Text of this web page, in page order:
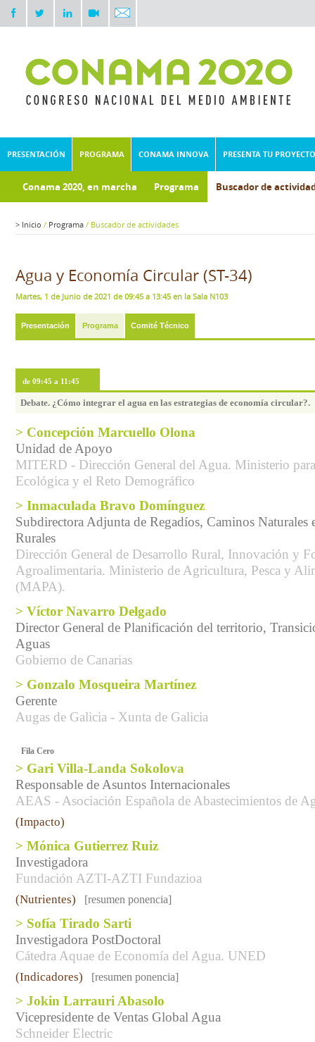
PRESENTACIÓN PROGRAMA CONAMA INNOVA PRESENTA TU PROYECTO
Conama 2020, en marcha Programa Buscador de
> Inicio / Programa / Buscador de actividades
Agua y Economía Circular (ST-34)
Martes, 1 de Junio de 2021 de 09:45 a 13:45 en la Sala N103
Presentación Programa Comité Técnico
de 09:45 a 11:45
Debate. ¿Cómo integrar el agua en las estrategias de economía circular?.
> Concepción Marcuello Olona
Unidad de Apoyo
MITERD - Dirección General del Agua. Ministerio
Ecológica y el Reto Demográfico
> Inmaculada Bravo Domínguez
Subdirectora Adjunta de Regadíos, Caminos Naturales
Rurales
Dirección General de Desarrollo Rural, Innovación y
Agroalimentaria. Ministerio de Agricultura, Pesca y
(MAPA).
> Víctor Navarro Delgado
Director General de Planificación del territorio,
Aguas
Gobierno de Canarias
> Gonzalo Mosqueira Martínez
Gerente
Augas de Galicia - Xunta de Galicia
Fila Cero
> Gari Villa-Landa Sokolova
Responsable de Asuntos Internacionales
AEAS - Asociación Española de Abastecimientos de
(Impacto)
> Mónica Gutierrez Ruiz
Investigadora
Fundación AZTI-AZTI Fundazioa
(Nutrientes) [resumen ponencia]
> Sofía Tirado Sarti
Investigadora PostDoctoral
Cátedra Aquae de Economía del Agua. UNED
(Indicadores) [resumen ponencia]
> Jokin Larrauri Abasolo
Vicepresidente de Ventas Global Agua
Schneider Electric